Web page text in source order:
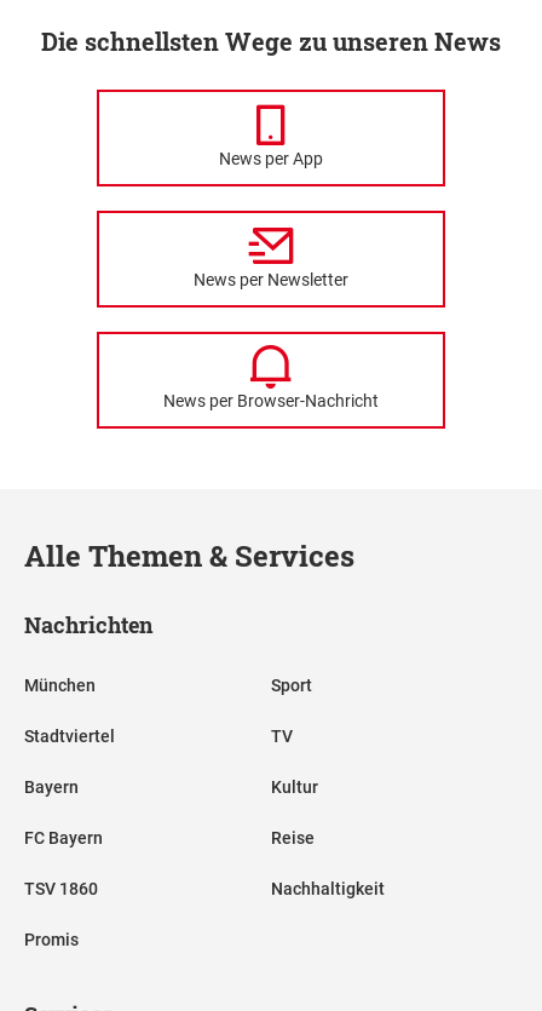
Die schnellsten Wege zu unseren News
News per App
News per Newsletter
News per Browser-Nachricht
Alle Themen & Services
Nachrichten
München
Stadtviertel
Bayern
FC Bayern
TSV 1860
Promis
Sport
TV
Kultur
Reise
Nachhaltigkeit